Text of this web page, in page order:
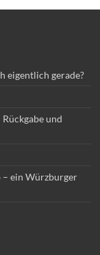
eigentlich gerade?
und
– ein Würzburger